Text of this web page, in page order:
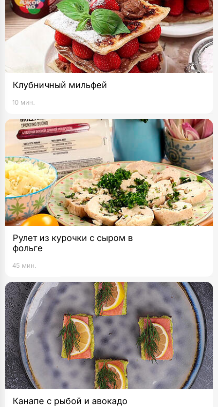
Клубничный мильфей
10 мин.
Рулет из курочки с сыром в
фольге
45 мин.
Канапе с рыбой и авокадо